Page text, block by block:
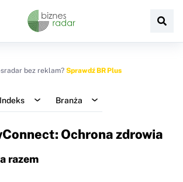
bez reklam? Sprawdź BR Plus
Indeks Branża
Ochrona zdrowia
razem